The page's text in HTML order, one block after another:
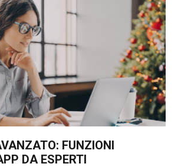
FUNZIONI
DA ESPERTI